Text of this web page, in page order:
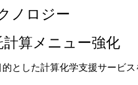
ノロジー
算メニュー強化
とした計算化学支援サービ